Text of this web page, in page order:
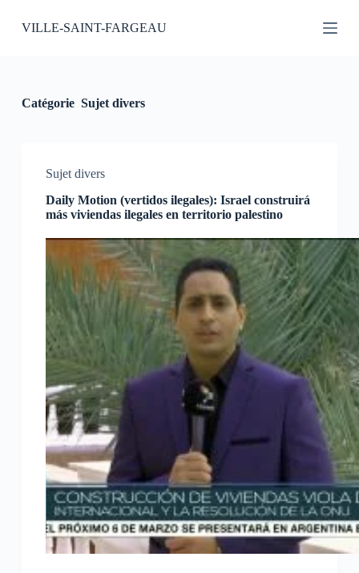
VILLE-SAINT-FARGEAU
Catégorie Sujet divers
Sujet divers
Daily Motion (vertidos ilegales): Israel construirá
más viviendas ilegales en territorio palestino